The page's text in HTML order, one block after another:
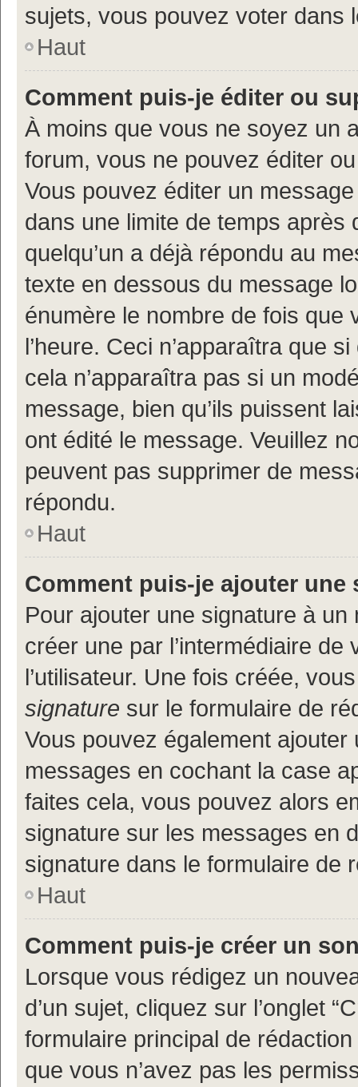
sujets, vous pouvez voter dans
Haut
Comment puis-je éditer ou
À moins que vous ne soyez un
forum, vous ne pouvez éditer
Vous pouvez éditer un
dans une limite de temps après
quelqu’un a déjà répondu au
texte en dessous du message
énumère le nombre de fois que
l’heure. Ceci n’apparaîtra que
cela n’apparaîtra pas si un
message, bien qu’ils puissent
ont édité le message. Veuillez
peuvent pas supprimer de
répondu.
Haut
Comment puis-je ajouter une
Pour ajouter une signature à
créer une par l’intermédiaire
l’utilisateur. Une fois créée,
signature sur le formulaire de
Vous pouvez également
messages en cochant la case
faites cela, vous pouvez alors
signature sur les messages en
signature dans le formulaire de
Haut
Comment puis-je créer un
Lorsque vous rédigez un
d’un sujet, cliquez sur l’onglet
formulaire principal de
que vous n’avez pas les